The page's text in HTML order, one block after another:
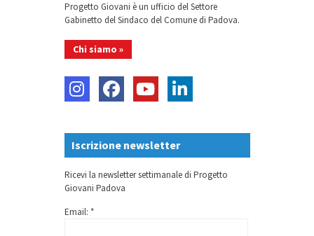
Progetto Giovani è un ufficio del Settore
Gabinetto del Sindaco del Comune di Padova.
Chi siamo »
Iscrizione newsletter
Ricevi la newsletter settimanale di Progetto
Giovani Padova
Email: *